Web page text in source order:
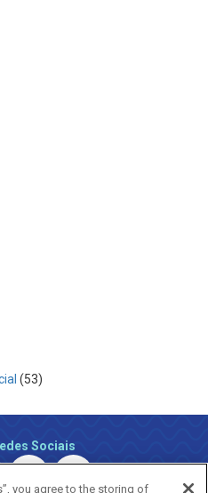
(53)
Sociais
you agree to the storing of